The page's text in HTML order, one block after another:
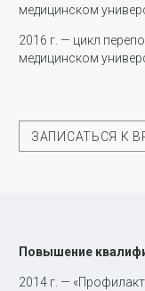
медицинском
2016 г. — цикл
медицинском
ЗАПИСАТЬСЯ К
Повышение
2014 г. —